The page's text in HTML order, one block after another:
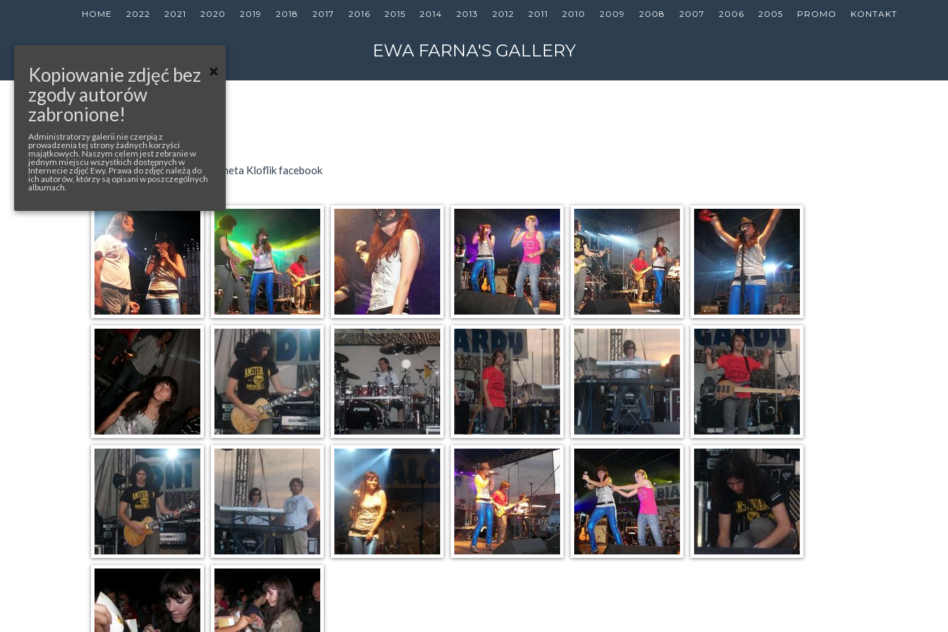
HOME 2022 2021 2020 2019 2018 2017 2016 2015 2014 2013 2012 2011 2010 2009 2008 2007 2006 2005 PROMO KONTAKT
EWA FARNA'S GALLERY
« back to album
BIAŁOGARD
photos from: bialogard.net.pl, Zaneta Kloflik facebook
Kopiowanie zdjęć bez
zgody autorów
zabronione!
Administratorzy galerii nie czerpią z
prowadzenia tej strony żadnych korzyści
majątkowych. Naszym celem jest zebranie w
jednym miejscu wszystkich dostępnych w
Internecie zdjęć Ewy. Prawa do zdjęć należą do
ich autorów, którzy są opisani w poszczególnych
albumach.